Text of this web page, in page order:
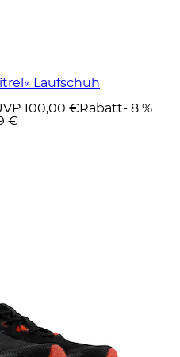
Laufschuh
100,00 € Rabatt- 8 %
€